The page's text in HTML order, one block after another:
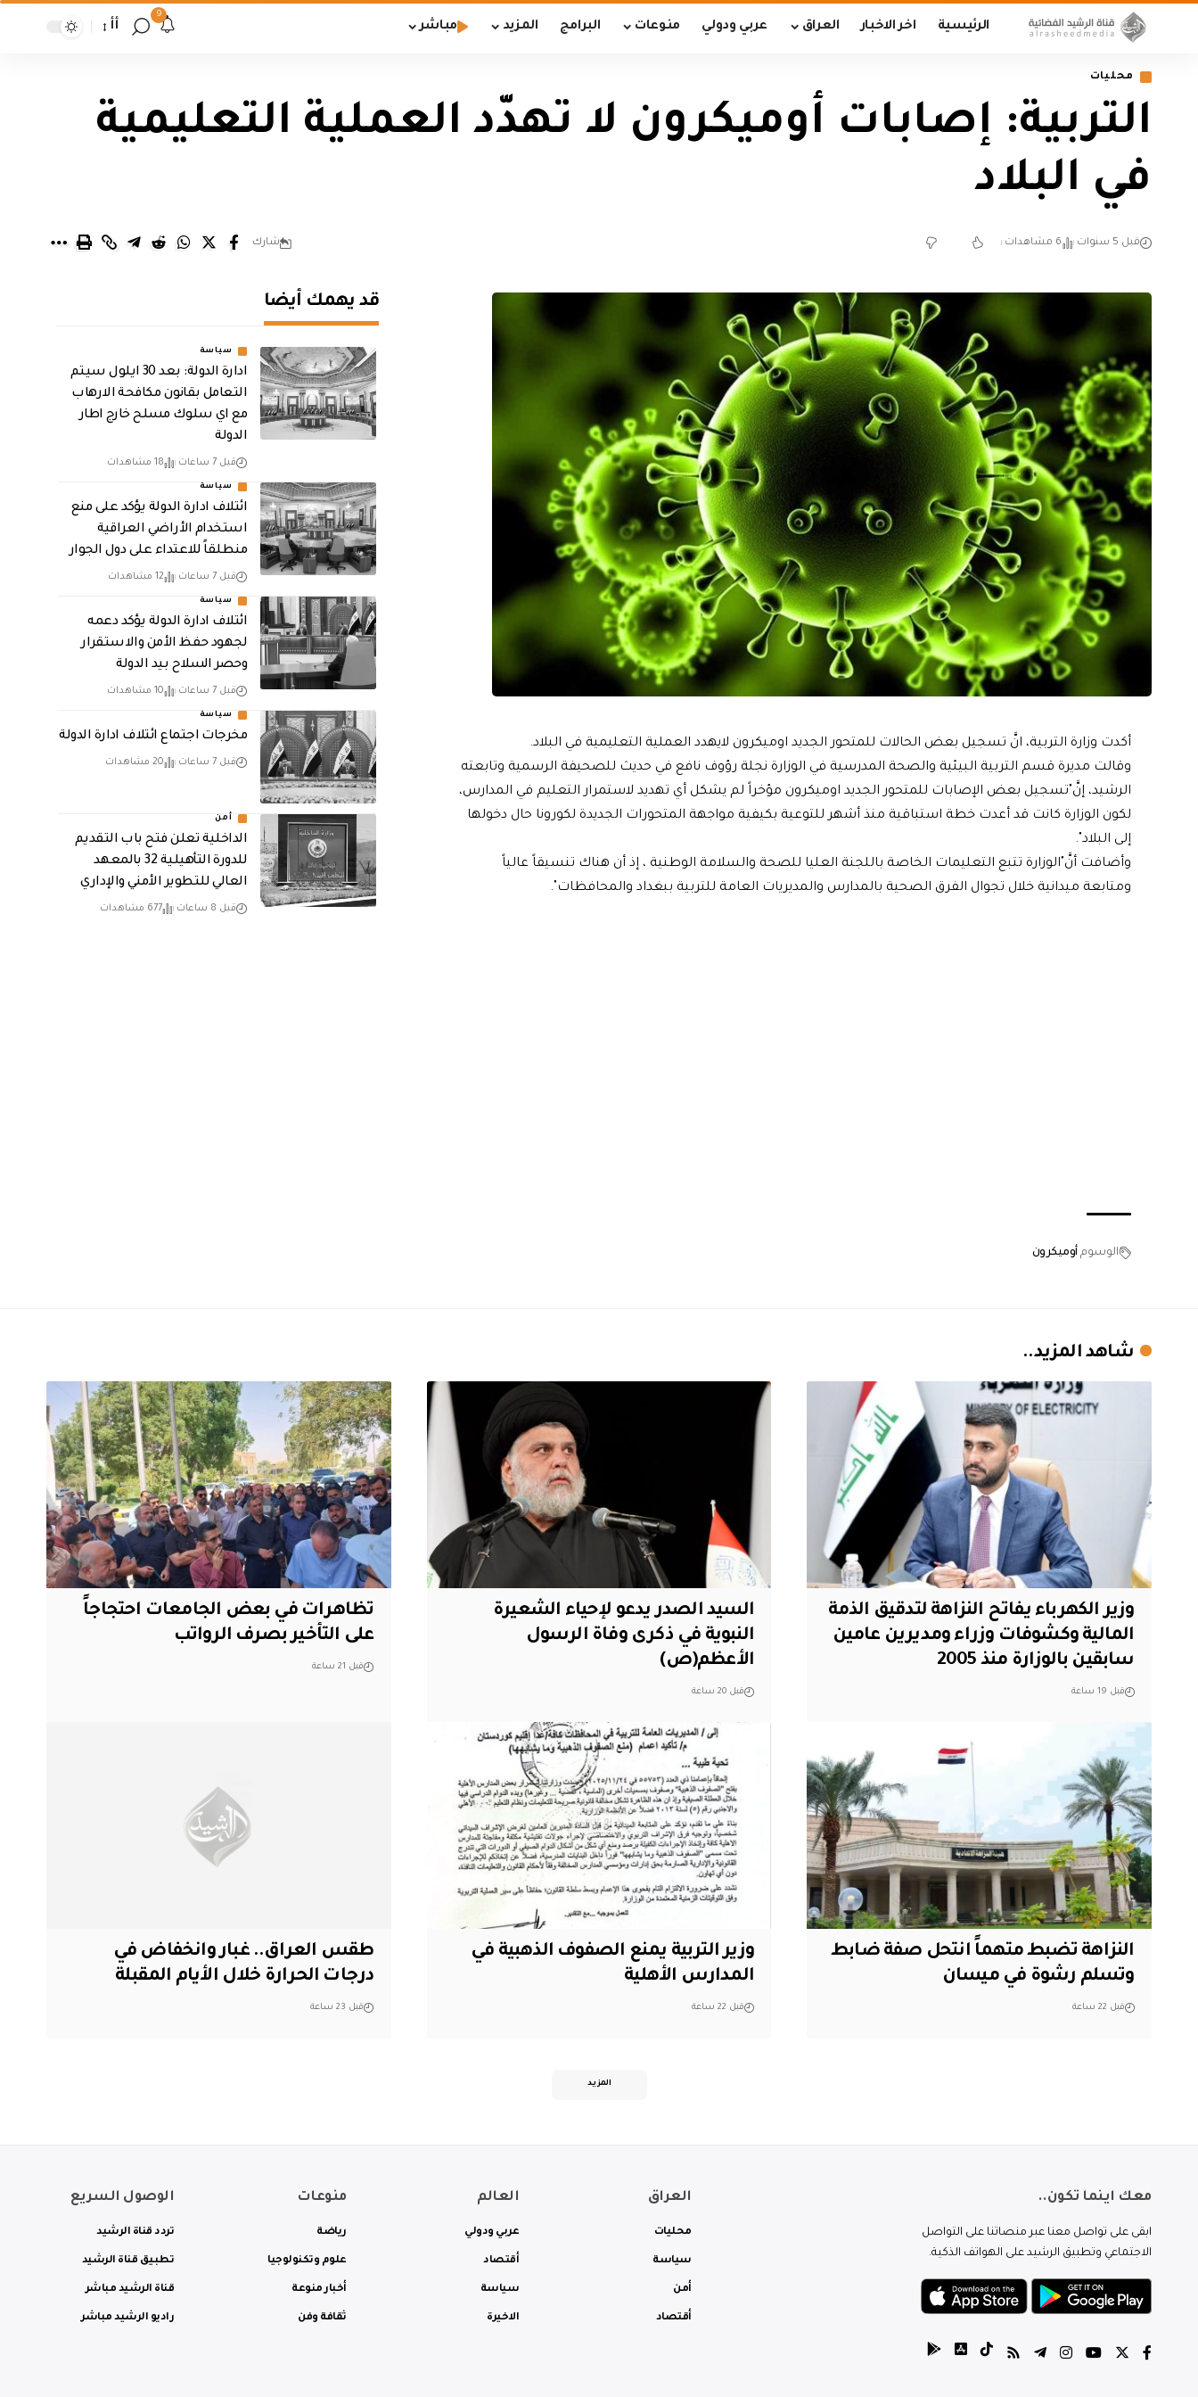
الرئيسية اخر الاخبار العراق عربي ودولي منوعات البرامج المزيد مباشر
9
أأ
محليات
التربية: إصابات أوميكرون لا تهدّد العملية التعليمية
في البلاد
قبل 5 سنوات 6 مشاهدات شارك
أكدت وزارة التربية، انَّ تسجيل بعض الحالات للمتحور الجديد اوميكرون لايهدد العملية التعليمية في البلاد.
وقالت مديرة قسم التربية البيئية والصحة المدرسية في الوزارة نجلة رؤوف نافع في حديث للصحيفة الرسمية وتابعته
الرشيد، إنَّ"تسجيل بعض الإصابات للمتحور الجديد اوميكرون مؤخراً لم يشكل أي تهديد لاستمرار التعليم في المدارس،
لكون الوزارة كانت قد أعدت خطة استباقية منذ أشهر للتوعية بكيفية مواجهة المتحورات الجديدة لكورونا حال دخولها
إلى البلاد".
وأضافت أنَّ"الوزارة تتبع التعليمات الخاصة باللجنة العليا للصحة والسلامة الوطنية ، إذ أن هناك تنسيقاً عالياً
ومتابعة ميدانية خلال تجوال الفرق الصحية بالمدارس والمديريات العامة للتربية ببغداد والمحافظات".
الوسوم أوميكرون
قد يهمك أيضا
سياسة
ادارة الدولة: بعد 30 ايلول سيتم
التعامل بقانون مكافحة الارهاب
مع اي سلوك مسلح خارج اطار
الدولة
قبل 7 ساعات 18 مشاهدات
سياسة
ائتلاف ادارة الدولة يؤكد على منع
استخدام الأراضي العراقية
منطلقاً للاعتداء على دول الجوار
قبل 7 ساعات 12 مشاهدات
سياسة
ائتلاف ادارة الدولة يؤكد دعمه
لجهود حفظ الأمن والاستقرار
وحصر السلاح بيد الدولة
قبل 7 ساعات 10 مشاهدات
سياسة
مخرجات اجتماع ائتلاف ادارة الدولة
قبل 7 ساعات 20 مشاهدات
أمن
الداخلية تعلن فتح باب التقديم
للدورة التأهيلية 32 بالمعهد
العالي للتطوير الأمني والإداري
قبل 8 ساعات 677 مشاهدات
شاهد المزيد..
وزير الكهرباء يفاتح النزاهة لتدقيق الذمة
المالية وكشوفات وزراء ومديرين عامين
سابقين بالوزارة منذ 2005
قبل 19 ساعة
السيد الصدر يدعو لإحياء الشعيرة
النبوية في ذكرى وفاة الرسول
الأعظم(ص)
قبل 20 ساعة
تظاهرات في بعض الجامعات احتجاجاً
على التأخير بصرف الرواتب
قبل 21 ساعة
النزاهة تضبط متهماً انتحل صفة ضابط
وتسلم رشوة في ميسان
قبل 22 ساعة
وزير التربية يمنع الصفوف الذهبية في
المدارس الأهلية
قبل 22 ساعة
طقس العراق.. غبار وانخفاض في
درجات الحرارة خلال الأيام المقبلة
قبل 23 ساعة
المزيد
معك اينما تكون..
ابقى على تواصل معنا عبر منصاتنا على التواصل
الاجتماعي وتطبيق الرشيد على الهواتف الذكية.
العراق
محليات
سياسة
أمن
أقتصاد
العالم
عربي ودولي
أقتصاد
سياسة
الاخيرة
منوعات
رياضة
علوم وتكنولوجيا
أخبار منوعة
ثقافة وفن
الوصول السريع
تردد قناة الرشيد
تطبيق قناة الرشيد
قناة الرشيد مباشر
راديو الرشيد مباشر